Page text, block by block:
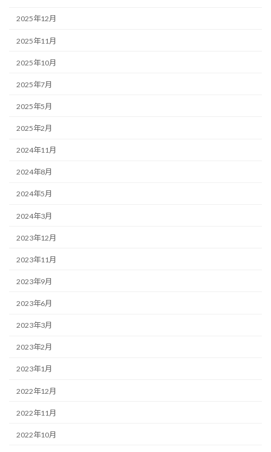
2025年12月
2025年11月
2025年10月
2025年7月
2025年5月
2025年2月
2024年11月
2024年8月
2024年5月
2024年3月
2023年12月
2023年11月
2023年9月
2023年6月
2023年3月
2023年2月
2023年1月
2022年12月
2022年11月
2022年10月